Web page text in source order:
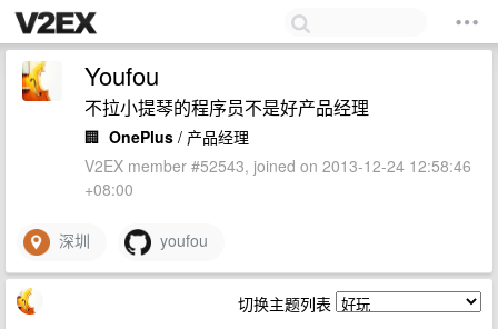
Youfou
不拉小提琴的程序员不是好产品经理
🏢 OnePlus / 产品经理
V2EX member #52543, joined on 2013-12-24 12:58:46
+08:00
深圳 youfou
切换主题列表